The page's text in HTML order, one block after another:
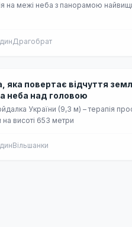
на межі неба з панорамою
Драгобрат
яка повертає відчуття
неба над головою
України (9,3 м) – терапія
висоті 653 метри
Вільшанки